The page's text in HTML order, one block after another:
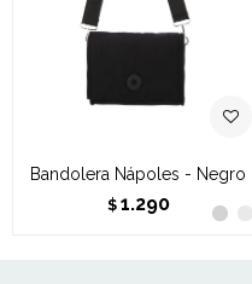
Bandolera Nápoles - Negro
$ 1.290